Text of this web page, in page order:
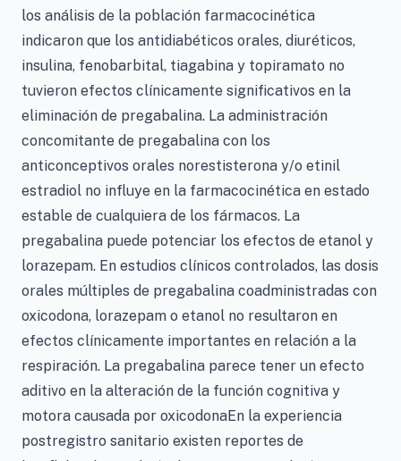
los análisis de la población farmacocinética
indicaron que los antidiabéticos orales, diuréticos,
insulina, fenobarbital, tiagabina y topiramato no
tuvieron efectos clínicamente significativos en la
eliminación de pregabalina. La administración
concomitante de pregabalina con los
anticonceptivos orales norestisterona y/o etinil
estradiol no influye en la farmacocinética en estado
estable de cualquiera de los fármacos. La
pregabalina puede potenciar los efectos de etanol y
lorazepam. En estudios clínicos controlados, las dosis
orales múltiples de pregabalina coadministradas con
oxicodona, lorazepam o etanol no resultaron en
efectos clínicamente importantes en relación a la
respiración. La pregabalina parece tener un efecto
aditivo en la alteración de la función cognitiva y
motora causada por oxicodonaEn la experiencia
postregistro sanitario existen reportes de